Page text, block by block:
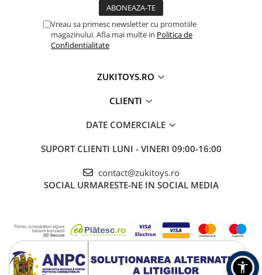
Vreau sa primesc newsletter cu promotiile
magazinului. Afla mai multe in Politica de
Confidentialitate
ZUKITOYS.RO
CLIENTI
DATE COMERCIALE
SUPORT CLIENTI LUNI - VINERI 09:00-16:00
contact@zukitoys.ro
SOCIAL URMARESTE-NE IN SOCIAL MEDIA